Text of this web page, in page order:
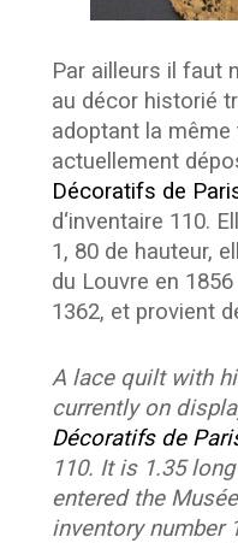
Par ailleurs il faut
au décor historié
adoptant la
actuellement
Décoratifs de
d‘inventaire 110.
1, 80 de hauteur,
du Louvre en 1856
1362, et provient
A lace quilt with
currently on
Décoratifs de
110. It is 1.35
entered the
inventory number